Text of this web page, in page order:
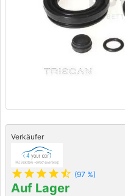
Verkäufer
star star star star star_half (97 %)
Auf Lager